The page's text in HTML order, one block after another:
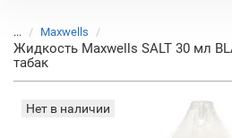
... Maxwells
Жидкость Maxwells SALT 30 мл
табак
Нет в наличии